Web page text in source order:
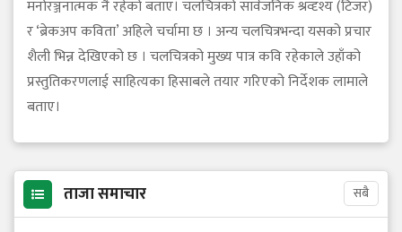
मनोरञ्जनात्मक नै रहेको बताए। चलचित्रको सार्वजनिक श्रव्दृश्य (टिजर)
र ‘ब्रेकअप कविता’ अहिले चर्चामा छ । अन्य चलचित्रभन्दा यसको प्रचार
शैली भिन्न देखिएको छ । चलचित्रको मुख्य पात्र कवि रहेकाले उहाँको
प्रस्तुतिकरणलाई साहित्यका हिसाबले तयार गरिएको निर्देशक लामाले
बताए।
ताजा समाचार सबै